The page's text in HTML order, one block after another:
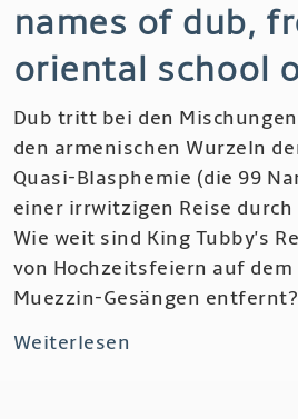
Agouza
-
Bes
names of dub,
oriental school
Dub tritt bei den
den armenischen Wurzeln
Quasi-Blasphemie (die 99
einer irrwitzigen Reise
Wie weit sind King Tubby's
von Hochzeitsfeiern auf dem
Muezzin-Gesängen entfernt?
Weiterlesen